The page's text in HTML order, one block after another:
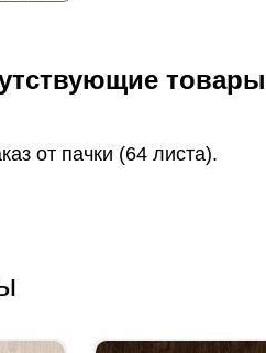
товары
от пачки (64 листа).